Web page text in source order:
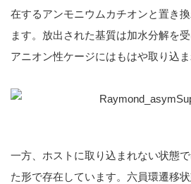
在するアンモニウムカチオンと置き
ます。放出された基質は加水分解を
アニオン性ケージにはもはや取り込
一方、ホストに取り込まれない状態
た形で存在しています。六員環遷移